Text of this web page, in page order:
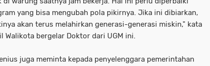
yang bisa mengubah pola pikirnya. Jika ini dibiarkan,
akan terus melahirkan generasi-generasi miskin," kata
Walikota bergelar Doktor dari UGM ini.
juga meminta kepada penyelenggara pemerintahan